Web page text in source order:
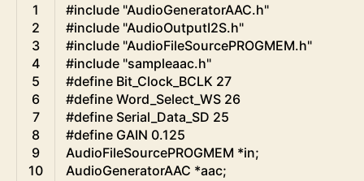
1
2
3
4
5
6
7
8
9
10
#include "AudioGeneratorAAC.h"
#include "AudioOutputI2S.h"
#include "AudioFileSourcePROGMEM.h"
#include "sampleaac.h"
#define Bit_Clock_BCLK 27
#define Word_Select_WS 26
#define Serial_Data_SD 25
#define GAIN 0.125
AudioFileSourcePROGMEM *in;
AudioGeneratorAAC *aac;